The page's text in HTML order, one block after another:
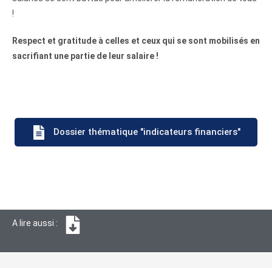
!
Respect et gratitude à celles et ceux qui se sont mobilisés en
sacrifiant une partie de leur salaire !
Dossier thématique "indicateurs financiers"
A lire aussi :